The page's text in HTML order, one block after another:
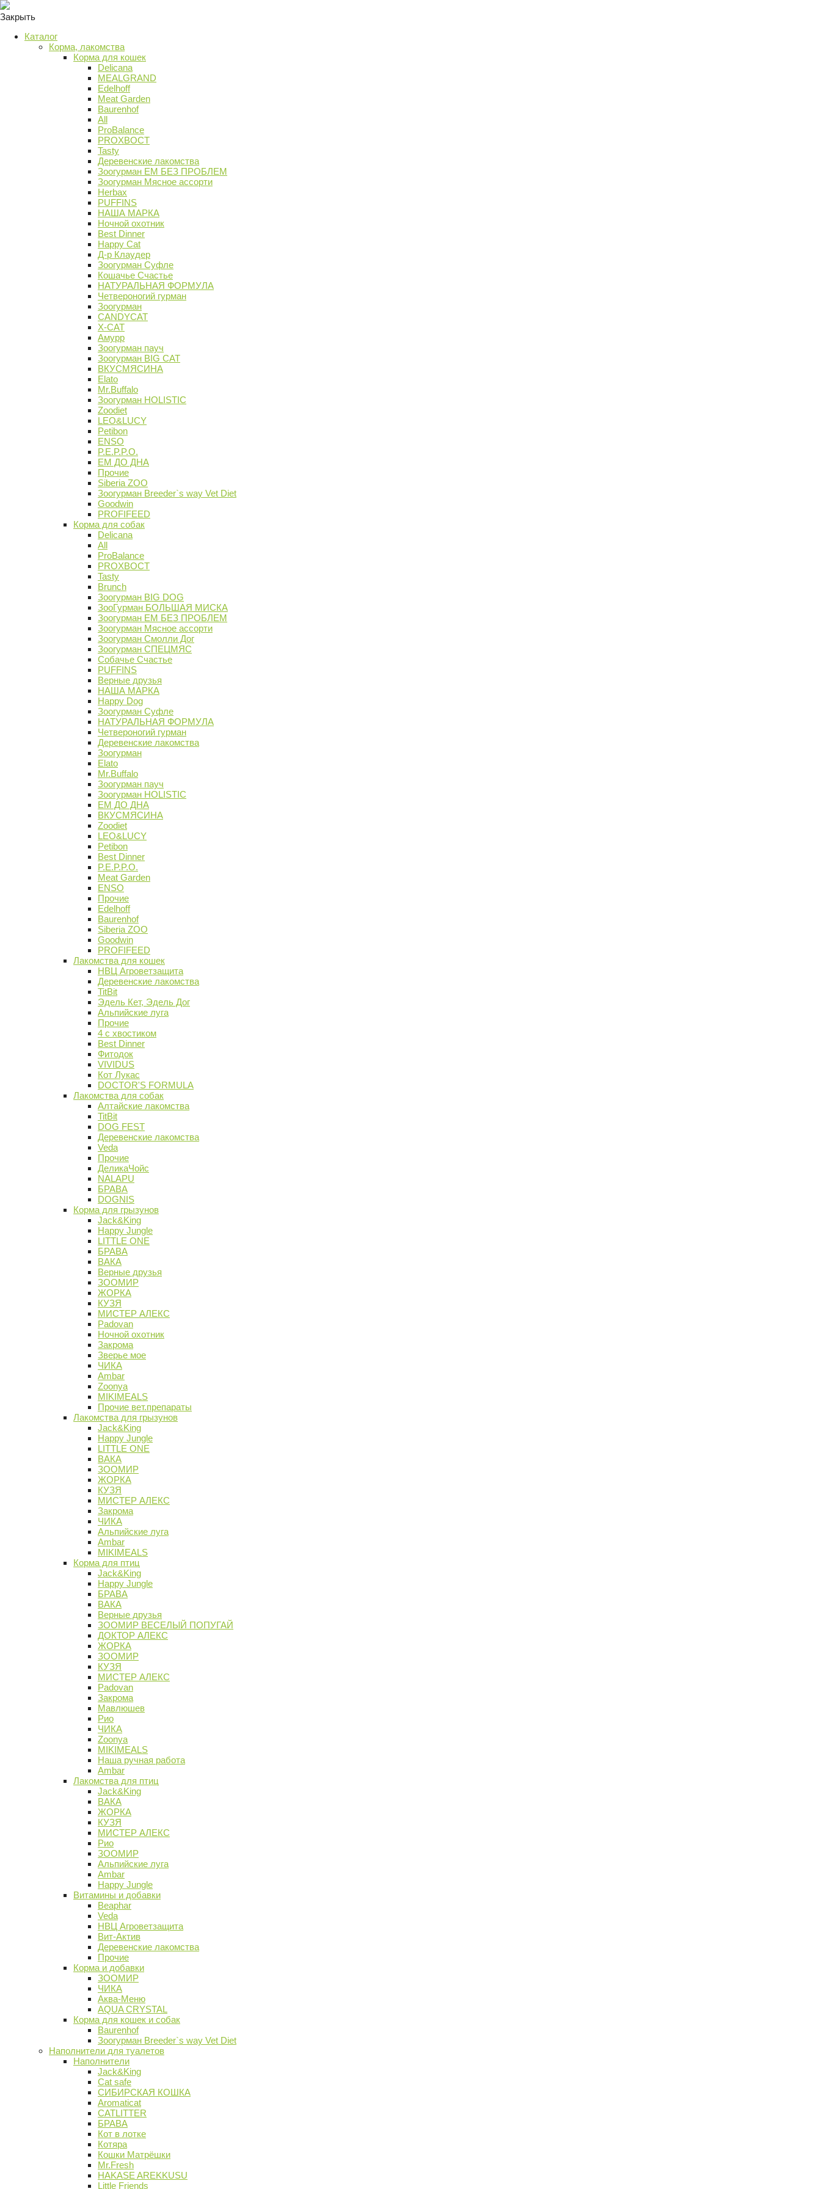
Закрыть
Каталог
Корма, лакомства
Корма для кошек
Delicana
MEALGRAND
Edelhoff
Meat Garden
Baurenhof
All
ProBalance
PROХВОСТ
Tasty
Деревенские лакомства
Зоогурман ЕМ БЕЗ ПРОБЛЕМ
Зоогурман Мясное ассорти
Herbax
PUFFINS
НАША МАРКА
Ночной охотник
Best Dinner
Happy Cat
Д-р Клаудер
Зоогурман Суфле
Кошачье Счастье
НАТУРАЛЬНАЯ ФОРМУЛА
Четвероногий гурман
Зоогурман
CANDYCAT
X-CAT
Амурр
Зоогурман пауч
Зоогурман BIG CAT
ВКУСМЯСИНА
Elato
Mr.Buffalo
Зоогурман HOLISTIC
Zoodiet
LEO&LUCY
Petibon
ENSO
P.E.P.P.O.
ЕМ ДО ДНА
Прочие
Siberia ZOO
Зоогурман Breeder`s way Vet Diet
Goodwin
PROFIFEED
Корма для собак
Delicana
All
ProBalance
PROХВОСТ
Tasty
Brunch
Зоогурман BIG DOG
ЗооГурман БОЛЬШАЯ МИСКА
Зоогурман ЕМ БЕЗ ПРОБЛЕМ
Зоогурман Мясное ассорти
Зоогурман Смолли Дог
Зоогурман СПЕЦМЯС
Собачье Счастье
PUFFINS
Верные друзья
НАША МАРКА
Happy Dog
Зоогурман Суфле
НАТУРАЛЬНАЯ ФОРМУЛА
Четвероногий гурман
Деревенские лакомства
Зоогурман
Elato
Mr.Buffalo
Зоогурман пауч
Зоогурман HOLISTIC
ЕМ ДО ДНА
ВКУСМЯСИНА
Zoodiet
LEO&LUCY
Petibon
Best Dinner
P.E.P.P.O.
Meat Garden
ENSO
Прочие
Edelhoff
Baurenhof
Siberia ZOO
Goodwin
PROFIFEED
Лакомства для кошек
НВЦ Агроветзащита
Деревенские лакомства
TitBit
Эдель Кет, Эдель Дог
Альпийские луга
Прочие
4 с хвостиком
Best Dinner
Фитодок
VIVIDUS
Кот Лукас
DOCTOR'S FORMULA
Лакомства для собак
Алтайские лакомства
TitBit
DOG FEST
Деревенские лакомства
Veda
Прочие
ДеликаЧойс
NALAPU
БРАВА
DOGNIS
Корма для грызунов
Jack&King
Happy Jungle
LITTLE ONE
БРАВА
ВАКА
Верные друзья
ЗООМИР
ЖОРКА
КУЗЯ
МИСТЕР АЛЕКС
Padovan
Ночной охотник
Закрома
Зверье мое
ЧИКА
Ambar
Zoonya
MIKIMEALS
Прочие вет.препараты
Лакомства для грызунов
Jack&King
Happy Jungle
LITTLE ONE
ВАКА
ЗООМИР
ЖОРКА
КУЗЯ
МИСТЕР АЛЕКС
Закрома
ЧИКА
Альпийские луга
Ambar
MIKIMEALS
Корма для птиц
Jack&King
Happy Jungle
БРАВА
ВАКА
Верные друзья
ЗООМИР ВЕСЕЛЫЙ ПОПУГАЙ
ДОКТОР АЛЕКС
ЖОРКА
ЗООМИР
КУЗЯ
МИСТЕР АЛЕКС
Padovan
Закрома
Мавлюшев
Рио
ЧИКА
Zoonya
MIKIMEALS
Наша ручная работа
Ambar
Лакомства для птиц
Jack&King
ВАКА
ЖОРКА
КУЗЯ
МИСТЕР АЛЕКС
Рио
ЗООМИР
Альпийские луга
Ambar
Happy Jungle
Витамины и добавки
Beaphar
Veda
НВЦ Агроветзащита
Вит-Актив
Деревенские лакомства
Прочие
Корма и добавки
ЗООМИР
ЧИКА
Аква-Меню
AQUA CRYSTAL
Корма для кошек и собак
Baurenhof
Зоогурман Breeder`s way Vet Diet
Наполнители для туалетов
Наполнители
Jack&King
Cat safe
СИБИРСКАЯ КОШКА
Aromaticat
CATLITTER
БРАВА
Кот в лотке
Котяра
Кошки Матрёшки
Mr.Fresh
HAKASE AREKKUSU
Little Friends